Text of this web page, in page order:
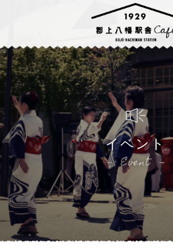
イベント
Event